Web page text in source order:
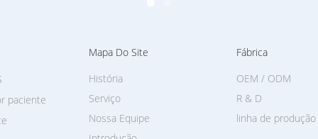
paciente
Mapa Do Site
História
Serviço
Nossa Equipe
Fábrica
linha de produção
OEM / ODM
R & D